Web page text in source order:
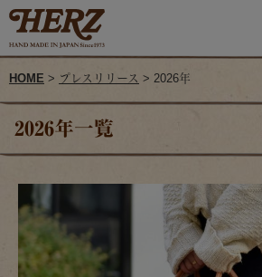
HOME > プレスリリース > 2026年
2026年一覧